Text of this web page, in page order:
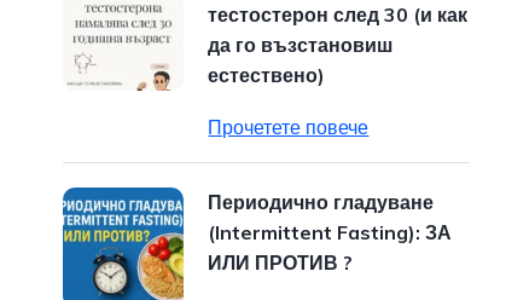
тестостерон след 30 (и как
да го възстановиш
естествено)
Прочетете повече
Периодично гладуване
(Intermittent Fasting): ЗА
ИЛИ ПРОТИВ ?